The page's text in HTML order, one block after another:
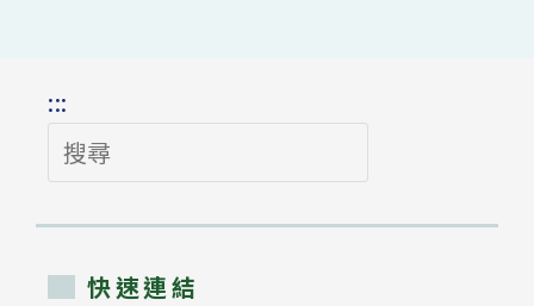
:::
搜
尋
快速連結